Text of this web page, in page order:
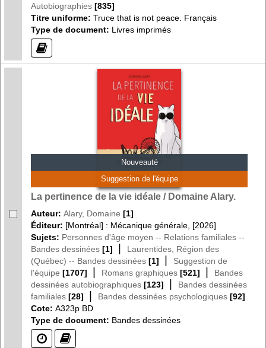
Autobiographies [835]
Titre uniforme: Truce that is not peace. Français
Type de document: Livres imprimés
(?)
Nouveauté
Suggestion de l'équipe
La pertinence de la vie idéale / Domaine Alary.
Auteur: Alary, Domaine [1]
Éditeur: [Montréal] : Mécanique générale, [2026]
Sujets: Personnes d'âge moyen -- Relations familiales --
Bandes dessinées [1] |
Laurentides, Région des
(Québec) -- Bandes dessinées [1] |
Suggestion de
l'équipe [1707] | Romans graphiques [521] |
Bandes
dessinées autobiographiques [123] |
Bandes dessinées
familiales [28] | Bandes dessinées psychologiques [92]
Cote: A323p BD
Type de document: Bandes dessinées
(?) (?)